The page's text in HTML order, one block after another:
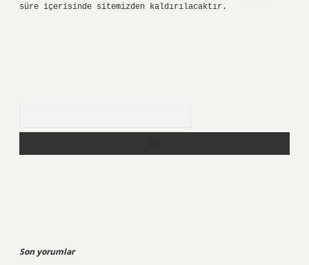
süre içerisinde sitemizden kaldırılacaktır.
Son yorumlar